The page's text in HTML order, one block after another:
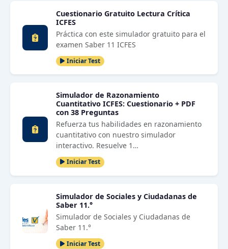
Cuestionario Gratuito Lectura Crítica
ICFES
Práctica con este simulador gratuito para el
examen Saber 11 ICFES
Iniciar Test
Simulador de Razonamiento
Cuantitativo ICFES: Cuestionario + PDF
con 38 Preguntas
Refuerza tus habilidades en razonamiento
cuantitativo con nuestro simulador
interactivo. Resuelve 1…
Iniciar Test
Simulador de Sociales y Ciudadanas de
Saber 11.°
Simulador de Sociales y Ciudadanas de
Saber 11.°
Iniciar Test